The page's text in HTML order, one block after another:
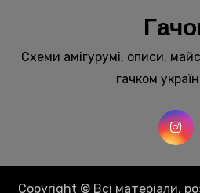
Схеми амігурумі, описи,
гачком
Copyright © Всі матеріали,